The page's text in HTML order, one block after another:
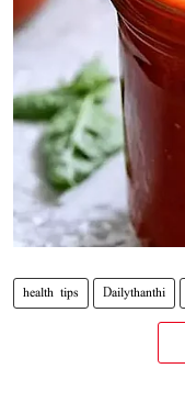
health tips Dailythanthi